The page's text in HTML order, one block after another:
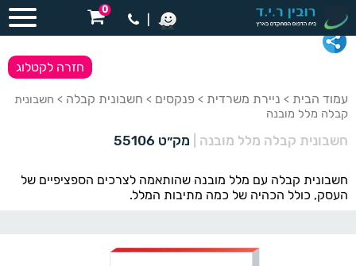
0
עמוד הבית > ניירת משרדית > פנקסים > חשבונית קבלה > חשבונית
קבלה מלל מובנה
חשבונית קבלה מלל מובנה מק״ט 55106
חזרה לקטלוג
חשבונית קבלה עם מלל מובנה שהותאמה לצרכים הספציפיים של
העסק, כולל הכהיה של כמה מתיבות המלל.